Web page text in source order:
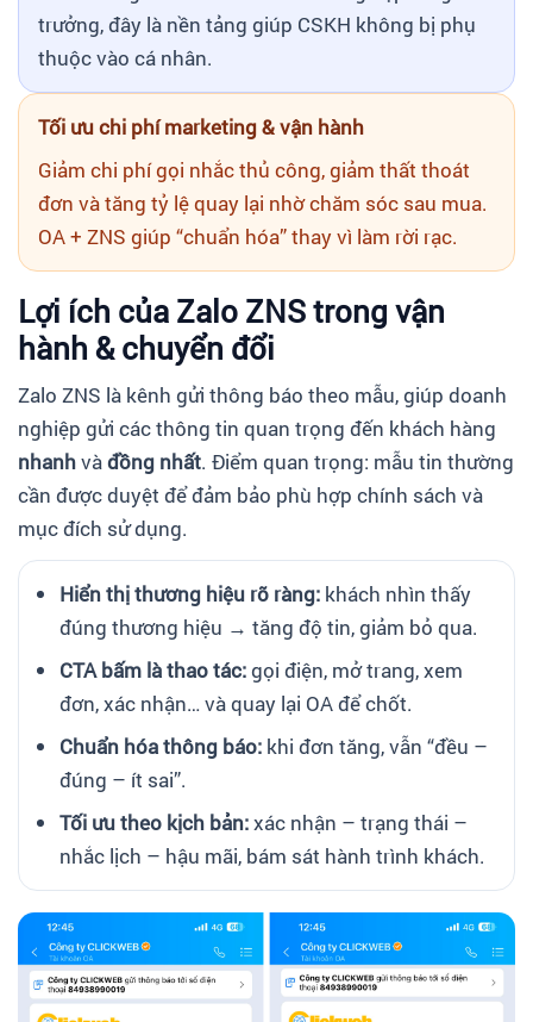
trưởng, đây là nền tảng giúp CSKH không bị phụ
thuộc vào cá nhân.
Tối ưu chi phí marketing & vận hành
Giảm chi phí gọi nhắc thủ công, giảm thất thoát
đơn và tăng tỷ lệ quay lại nhờ chăm sóc sau mua.
OA + ZNS giúp “chuẩn hóa” thay vì làm rời rạc.
Lợi ích của Zalo ZNS trong vận
hành & chuyển đổi
Zalo ZNS là kênh gửi thông báo theo mẫu, giúp doanh
nghiệp gửi các thông tin quan trọng đến khách hàng
nhanhvàđồng nhất. Điểm quan trọng: mẫu tin thường
cần được duyệt để đảm bảo phù hợp chính sách và
mục đích sử dụng.
Hiển thị thương hiệu rõ ràng: khách nhìn thấy
đúng thương hiệu → tăng độ tin, giảm bỏ qua.
CTA bấm là thao tác:gọi điện, mở trang, xem
đơn, xác nhận… và quay lại OA để chốt.
Chuẩn hóa thông báo: khi đơn tăng, vẫn “đều –
đúng – ít sai”.
Tối ưu theo kịch bản:xác nhận – trạng thái –
nhắc lịch – hậu mãi, bám sát hành trình khách.